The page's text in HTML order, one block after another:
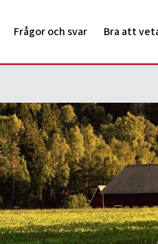
Frågor och svar Bra att
dig som har tömning udda